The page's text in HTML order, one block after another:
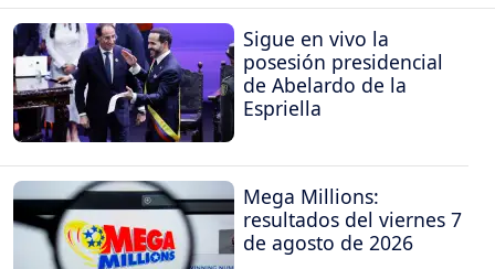
Sigue en vivo la
posesión presidencial
de Abelardo de la
Espriella
Mega Millions:
resultados del viernes 7
de agosto de 2026